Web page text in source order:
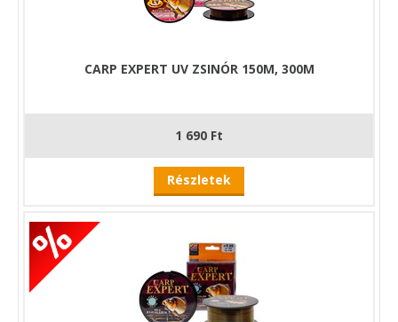
CARP EXPERT UV ZSINÓR 150M, 300M
1 690 Ft
Részletek